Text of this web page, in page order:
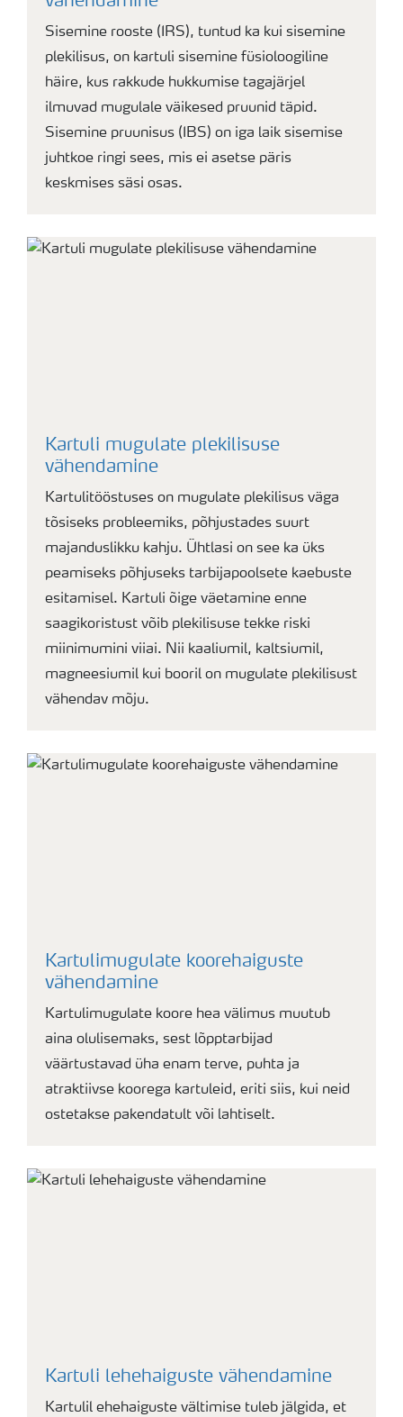
Sisemine rooste (IRS), tuntud ka kui sisemine
plekilisus, on kartuli sisemine füsioloogiline
häire, kus rakkude hukkumise tagajärjel
ilmuvad mugulale väikesed pruunid täpid.
Sisemine pruunisus (IBS) on iga laik sisemise
juhtkoe ringi sees, mis ei asetse päris
keskmises säsi osas.
Kartuli mugulate plekilisuse
vähendamine
Kartulitööstuses on mugulate plekilisus väga
tõsiseks probleemiks, põhjustades suurt
majanduslikku kahju. Ühtlasi on see ka üks
peamiseks põhjuseks tarbijapoolsete kaebuste
esitamisel. Kartuli õige väetamine enne
saagikoristust võib plekilisuse tekke riski
miinimumini viiai. Nii kaaliumil, kaltsiumil,
magneesiumil kui booril on mugulate plekilisust
vähendav mõju.
Kartulimugulate koorehaiguste
vähendamine
Kartulimugulate koore hea välimus muutub
aina olulisemaks, sest lõpptarbijad
väärtustavad üha enam terve, puhta ja
atraktiivse koorega kartuleid, eriti siis, kui neid
ostetakse pakendatult või lahtiselt.
Kartuli lehehaiguste vähendamine
Kartulil ehehaiguste vältimise tuleb jälgida, et